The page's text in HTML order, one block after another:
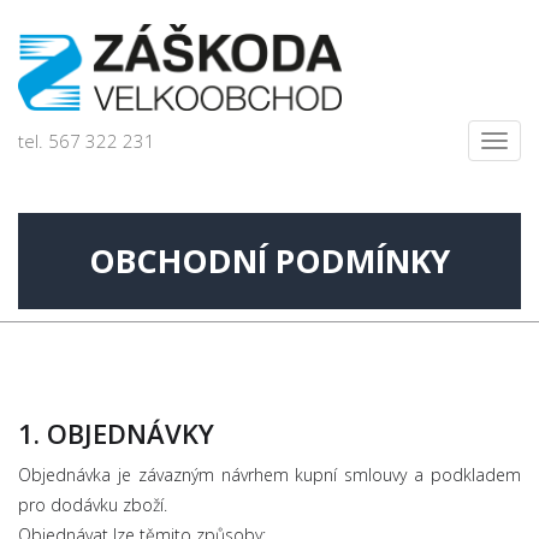
tel. 567 322 231
OBCHODNÍ PODMÍNKY
1. OBJEDNÁVKY
Objednávka je závazným návrhem kupní smlouvy a podkladem
pro dodávku zboží.